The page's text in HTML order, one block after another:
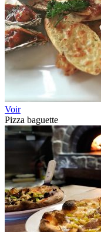
Voir
Pizza baguette